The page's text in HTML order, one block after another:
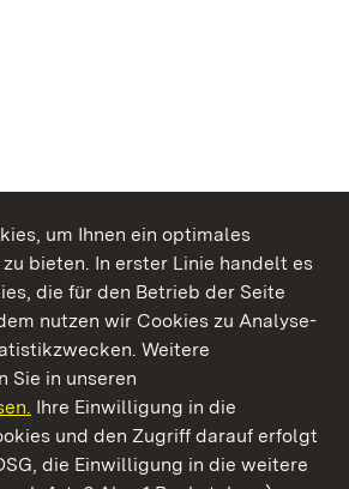
um Ihnen ein optimales
bieten. In erster Linie handelt es
die für den Betrieb der Seite
nutzen wir Cookies zu Analyse-
Weitere
Sie in unseren
Ihre Einwilligung in die
und den Zugriff darauf erfolgt
die Einwilligung in die weitere
Genießen.
Gärten Baden‑Württemberg
und Gärten Baden-Württemberg